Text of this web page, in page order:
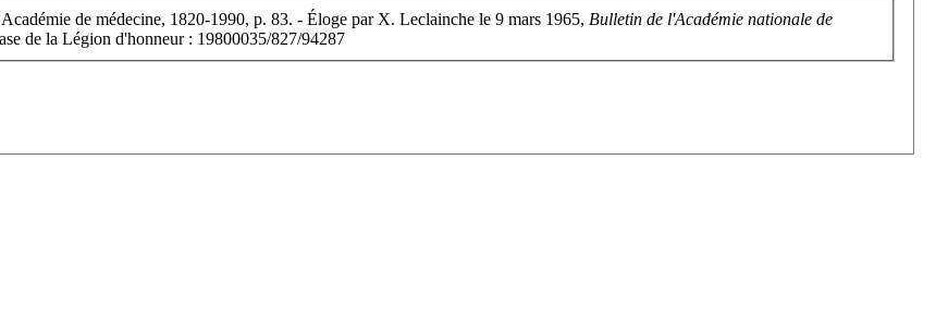
de médecine, 1820-1990, p. 83. - Éloge par X. Leclainche le 9 mars 1965, Bulletin de l'Académie nationale de
de la Légion d'honneur : 19800035/827/94287